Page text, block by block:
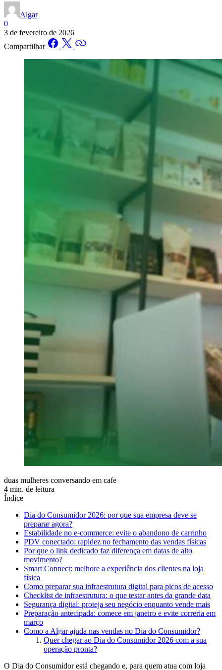
Algar
0
3 de fevereiro de 2026
Compartilhar
duas mulheres conversando em cafe
4 min. de leitura
Índice
Dia do Consumidor 2026: por que sua empresa deve se
preparar agora?
Estabilidade no e-commerce: evite o abandono de carrinho
PDV conectado: rapidez no fechamento das vendas físicas
Por que o link dedicado faz diferença em datas de alto
movimento?
Smart Connect: melhore a experiência dos clientes na loja
física
Como preparar sua infraestrutura digital para picos de acesso
Checklist de infraestrutura: o que testar antes da grande data
Segurança digital: proteja seu negócio enquanto vende mais
Preparação antecipada: comece em janeiro e evite correria em
março
Como a Algar ajuda nas vendas no Dia do Consumidor?
Quer chegar ao Dia do Consumidor 2026 com a sua
operação pronta?
O Dia do Consumidor está chegando e, para quem atua com loja